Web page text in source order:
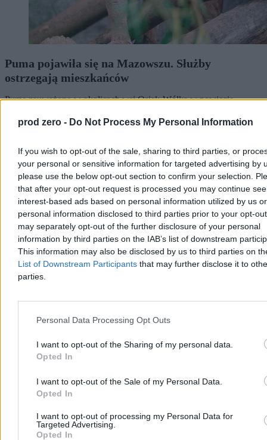
prod zero - Do Not Process My Personal Information
If you wish to opt-out of the sale, sharing to third parties, or
your personal or sensitive information for targeted advertising by
please use the below opt-out section to confirm your selection.
that after your opt-out request is processed you may continue
interest-based ads based on personal information utilized by us or
personal information disclosed to third parties prior to your opt-
may separately opt-out of the further disclosure of your personal
information by third parties on the IAB’s list of downstream
This information may also be disclosed by us to third parties on
List of Downstream Participants that may further disclose it to
parties.
Personal Data Processing Opt Outs
I want to opt-out of the Sharing of my personal data.
Opted In
I want to opt-out of the Sale of my Personal Data.
Opted In
I want to opt-out of processing my Personal Data for
Targeted Advertising.
Opted In
Puma pojawiła się na Mazowszu. Służby
ostrzegają mieszkańców
Pumę zauważono w okolicach wsi Osiek-Wólka w powiecie
do mieszkańców kilku miejscowości o szczególną ostrożność i
Piotr Białczyk
Dzisiaj 13:43
3 min
Reklama
Reklama
Kraj